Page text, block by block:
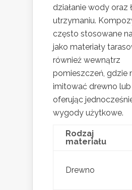
działanie wody oraz
utrzymaniu.
często stosowane
jako materiały
również wewnątrz
pomieszczeń, gdzie
imitować drewno lub
oferując
wygody użytkowe.
Rodzaj
materiału
Drewno